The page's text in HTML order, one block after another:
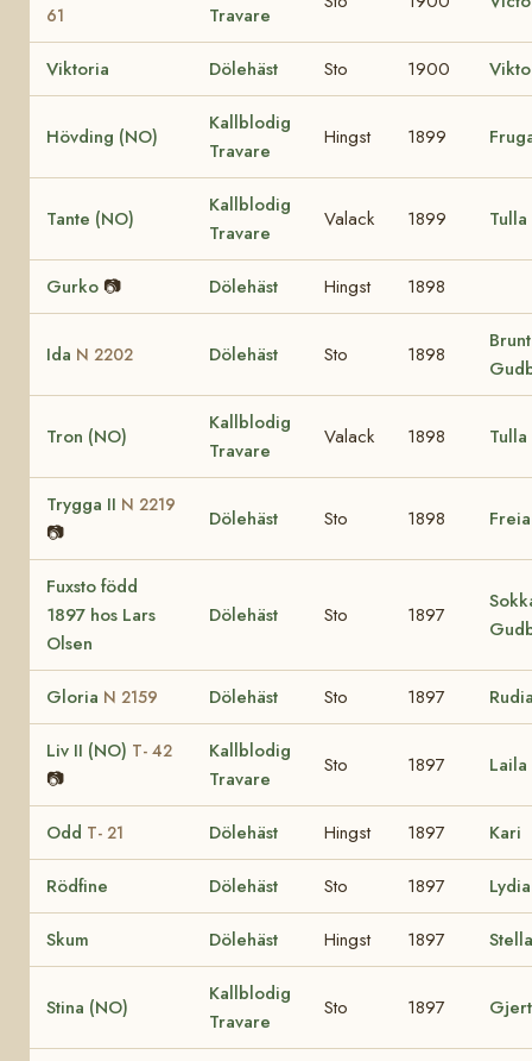
61
Travare
Viktoria Dölehäst Sto 1900
Hövding (NO)
Kallblodig
Travare
Hingst 1899
Tante (NO)
Kallblodig
Travare
Valack 1899 Tulla
Gurko 📷 Dölehäst Hingst 1898
Ida N 2202 Dölehäst Sto 1898
Tron (NO)
Kallblodig
Travare
Valack 1898 Tulla
Trygga II N 2219
📷
Dölehäst Sto 1898 Freia
Fuxsto född
1897 hos Lars
Olsen
Dölehäst Sto 1897
Gloria N 2159 Dölehäst Sto 1897
Liv II (NO) T- 42
📷
Kallblodig
Travare
Sto 1897 Laila
Odd T- 21 Dölehäst Hingst 1897 Kari
Rödfine Dölehäst Sto 1897 Lydia
Skum Dölehäst Hingst 1897 Stella
Stina (NO)
Kallblodig
Travare
Sto 1897